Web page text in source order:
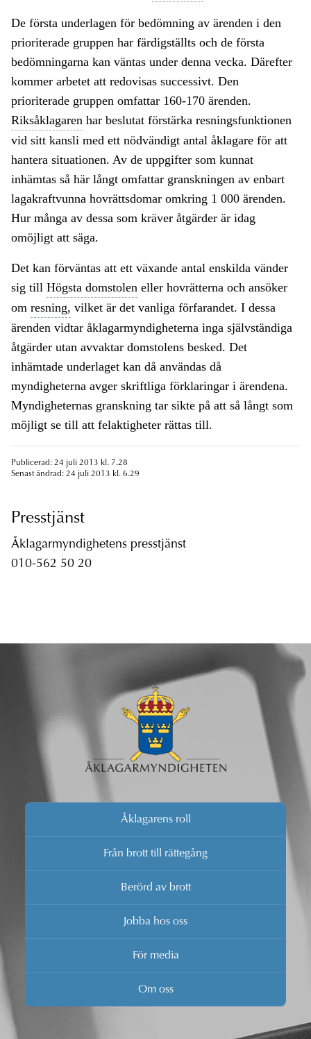
De första underlagen för bedömning av ärenden i den
prioriterade gruppen har färdigställts och de första
bedömningarna kan väntas under denna vecka. Därefter
kommer arbetet att redovisas successivt. Den
prioriterade gruppen omfattar 160-170 ärenden.
Riksåklagaren har beslutat förstärka resningsfunktionen
vid sitt kansli med ett nödvändigt antal åklagare för att
hantera situationen. Av de uppgifter som kunnat
inhämtas så här långt omfattar granskningen av enbart
lagakraftvunna hovrättsdomar omkring 1 000 ärenden.
Hur många av dessa som kräver åtgärder är idag
omöjligt att säga.
Det kan förväntas att ett växande antal enskilda vänder
sig till Högsta domstolen eller hovrätterna och ansöker
om resning, vilket är det vanliga förfarandet. I dessa
ärenden vidtar åklagarmyndigheterna inga självständiga
åtgärder utan avvaktar domstolens besked. Det
inhämtade underlaget kan då användas då
myndigheterna avger skriftliga förklaringar i ärendena.
Myndigheternas granskning tar sikte på att så långt som
möjligt se till att felaktigheter rättas till.
Publicerad: 24 juli 2013 kl. 7.28
Senast ändrad: 24 juli 2013 kl. 6.29
Presstjänst
Åklagarmyndighetens presstjänst
010-562 50 20
Åklagarens roll
Från brott till rättegång
Berörd av brott
Jobba hos oss
För media
Om oss